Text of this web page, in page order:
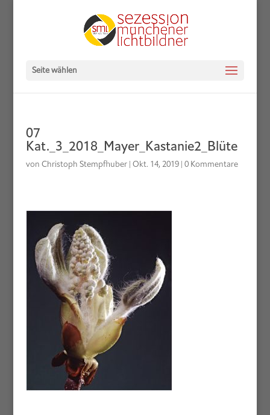
Seite wählen
07
Kat._3_2018_Mayer_Kastanie2_Blüte
von Christoph Stempfhuber| Okt. 14, 2019| 0 Kommentare